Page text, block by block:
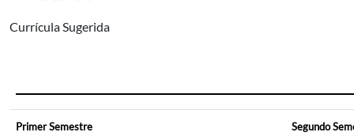
Currícula Sugerida
Primer Semestre Segundo